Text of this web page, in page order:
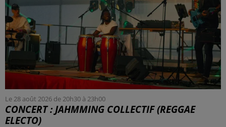
Le 28 août 2026 de 20h30 à 23h00
CONCERT : JAHMMING COLLECTIF (REGGAE
ELECTO)